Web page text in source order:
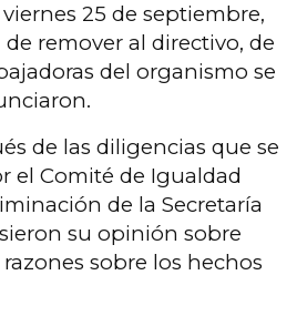
25 de septiembre,
remover al directivo, de
del organismo se
de las diligencias que se
el Comité de Igualdad
de la Secretaría
su opinión sobre
sobre los hechos